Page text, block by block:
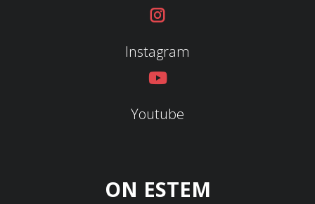
Instagram
Youtube
ON ESTEM